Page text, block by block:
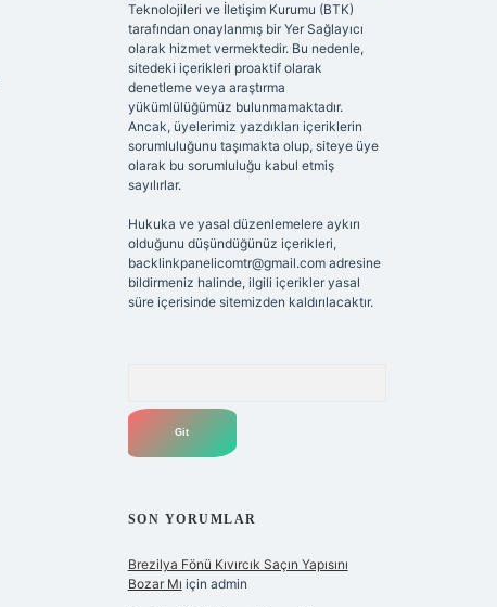
Teknolojileri ve İletişim Kurumu (BTK)
tarafından onaylanmış bir Yer Sağlayıcı
olarak hizmet vermektedir. Bu nedenle,
sitedeki içerikleri proaktif olarak
denetleme veya araştırma
yükümlülüğümüz bulunmamaktadır.
Ancak, üyelerimiz yazdıkları içeriklerin
sorumluluğunu taşımakta olup, siteye üye
olarak bu sorumluluğu kabul etmiş
sayılırlar.
Hukuka ve yasal düzenlemelere aykırı
olduğunu düşündüğünüz içerikleri,
backlinkpanelicomtr@gmail.comadresine
bildirmeniz halinde, ilgili içerikler yasal
süre içerisinde sitemizden kaldırılacaktır.
SON YORUMLAR
Brezilya Fönü Kıvırcık Saçın Yapısını
Bozar Mı için admin